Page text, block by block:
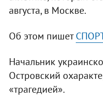
августа, в Москве.
Об этом пишет
Начальник
Островский
«трагедией».